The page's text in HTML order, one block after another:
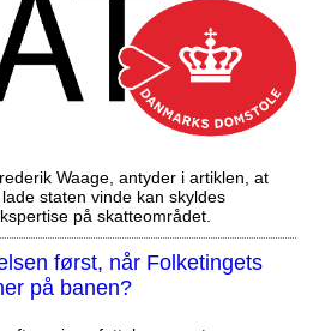
Waage, antyder i artiklen, at
staten vinde kan skyldes
på skatteområdet.
først, når Folketingets
på banen?